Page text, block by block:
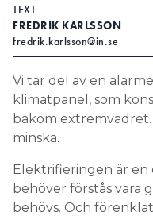
Personuppgifter
Search for:
SEARCH
TEXT
FREDRIK KARLSSON
fredrik.karlsson@in.se
Vi tar del av en
klimatpanel, som
bakom
minska.
Elektrifieringen är en
behöver förstås vara
behövs. Och